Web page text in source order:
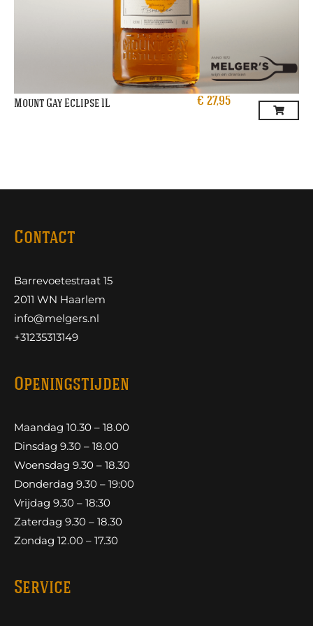
Mount Gay Eclipse 1L € 27,95
Contact
Barrevoetestraat 15
2011 WN Haarlem
info@melgers.nl
+31235313149
Openingstijden
Maandag 10.30 – 18.00
Dinsdag 9.30 – 18.00
Woensdag 9.30 – 18.30
Donderdag 9.30 – 19:00
Vrijdag 9.30 – 18:30
Zaterdag 9.30 – 18.30
Zondag 12.00 – 17.30
Service